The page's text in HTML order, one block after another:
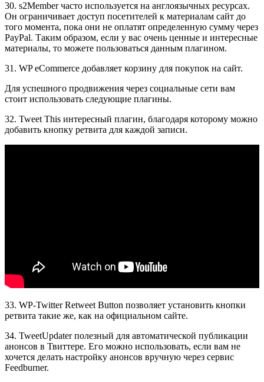
30. s2Member часто используется на англоязычных ресурсах.
Он ограничивает доступ посетителей к материалам сайт до
того момента, пока они не оплатят определенную сумму через
PayPal. Таким образом, если у вас очень ценные и интересные
материалы, то можете пользоваться данным плагином.
31. WP eCommerce добавляет корзину для покупок на сайт.
Для успешного продвижения через социальные сети вам
стоит использовать следующие плагины.
32. Tweet This интересный плагин, благодаря которому можно
добавить кнопку ретвита для каждой записи.
33. WP-Twitter Retweet Button позволяет установить кнопки
ретвита такие же, как на официальном сайте.
34. TweetUpdater полезный для автоматической публикации
анонсов в Твиттере. Его можно использовать, если вам не
хочется делать настройку анонсов вручную через сервис
Feedburner.